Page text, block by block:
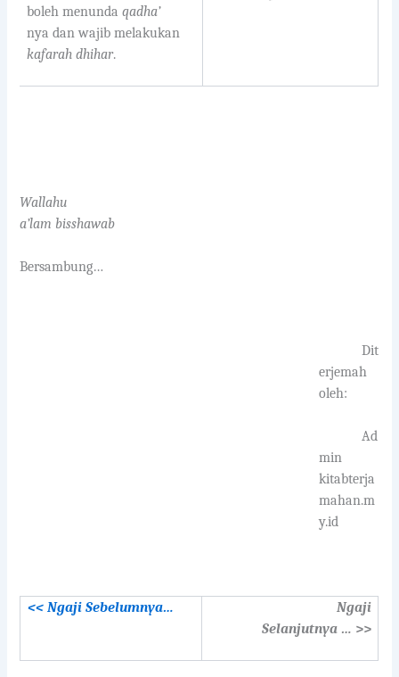
boleh menunda qadha’
nya dan wajib melakukan
kafarah dhihar.
Wallahu
a’lam bisshawab
Bersambung…
Dit
erjemah
oleh:
Ad
min
kitabterja
mahan.m
y.id
<< Ngaji Sebelumnya…
Ngaji
Selanjutnya … >>